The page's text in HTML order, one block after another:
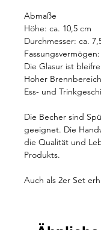
Abmaße
Höhe: ca. 10,5 cm
Durchmesser: ca.
Die Glasur ist
Hoher Brennbereich
Ess- und
Die Becher sind
geeignet. Die
die Qualität und
Produkts.
Auch als 2er Set